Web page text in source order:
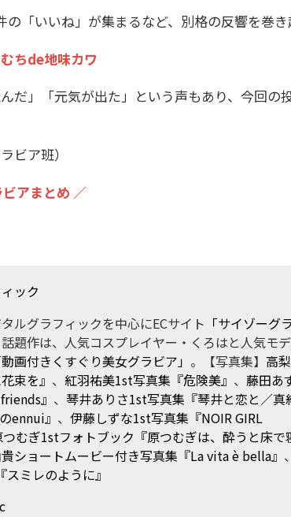
「いいね」が集まるなど、別格の反響を巻き
ちde地味カワ
だ」「元気が出た」という声もあり、今回の
ビア班）
アまとめ ／
ック
ルグラフィックを中心にECサイト 「サイゾーグ
題作は、人気コスプレイヤー・くろはと人気モ
動画付きくすぐり美女グラビア」 。【写真集】 高
束を』 、 紅羽祐美1st写真集『危険美』 、 藤田あ
』 、 琴井ありさ1st写真集『琴井と恋と／真
ennui』 、 伊藤しずな1st写真集『NOIR GIRL
つむぎ1stフォトブック『原つむぎは、酔うと床で
ショートムービー付き写真集『La vita è bella』 、
ミレのように』